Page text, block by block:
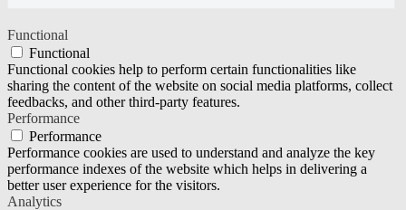
Functional
Functional
Functional cookies help to perform certain functionalities like
sharing the content of the website on social media platforms, collect
feedbacks, and other third-party features.
Performance
Performance
Performance cookies are used to understand and analyze the key
performance indexes of the website which helps in delivering a
better user experience for the visitors.
Analytics